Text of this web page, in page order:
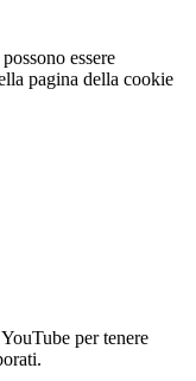
essere
pagina della cookie
per tenere